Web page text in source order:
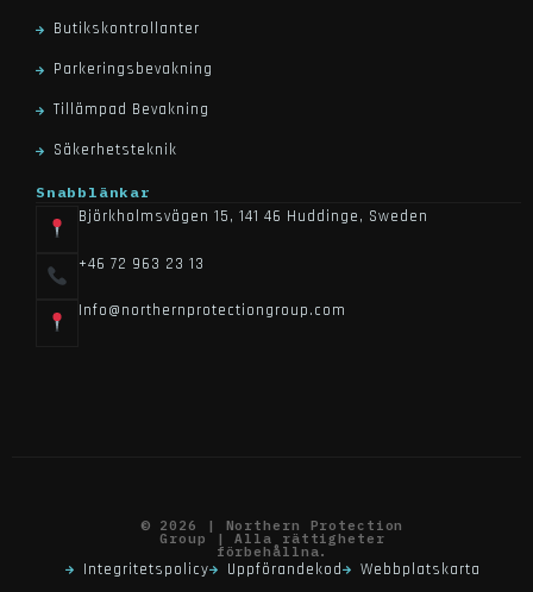
Butikskontrollanter
Parkeringsbevakning
Tillämpad Bevakning
Säkerhetsteknik
Snabblänkar
Björkholmsvägen 15, 141 46 Huddinge, Sweden
+46 72 963 23 13
Info@northernprotectiongroup.com
© 2026 | Northern Protection
Group | Alla rättigheter
förbehållna.
Integritetspolicy Uppförandekod Webbplatskarta